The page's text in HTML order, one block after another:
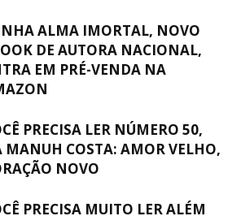
ALMA IMORTAL, NOVO
DE AUTORA NACIONAL,
EM PRÉ-VENDA NA
PRECISA LER NÚMERO 50,
MANUH COSTA: AMOR VELHO,
NOVO
PRECISA MUITO LER ALÉM